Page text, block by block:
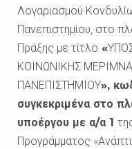
Λογαριασμού
Πανεπιστημίου, στο
Πράξης με τίτλο «
ΚΟΙΝΩΝΙΚΗΣ
ΠΑΝΕΠΙΣΤΗΜΙΟΥ»,
συγκεκριμένα στο
υποέργου με α/α 1
Προγράμματος